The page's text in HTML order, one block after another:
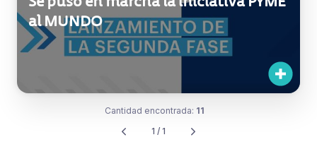
Exportaciones
Se puso en marcha la iniciativa PYME